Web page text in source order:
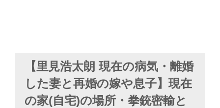
【里見浩太朗 現在の病気・離婚
した妻と再婚の嫁や息子】現在
の家(自宅)の場所・拳銃密輸と